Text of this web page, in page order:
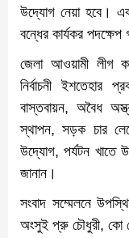
উদ্যোগ নেয়া হবে।
বন্ধের কার্যকর পদক্ষেপ
জেলা আওয়ামী লীগ
নির্বাচনী ইশতেহার
বাস্তবায়ন, অবৈধ
স্থাপন, সড়ক চার
উদ্যোগ, পর্যটন খাতে
জানান।
সংবাদ সম্মেলনে
অংসুই প্রু চৌধুরী, কো